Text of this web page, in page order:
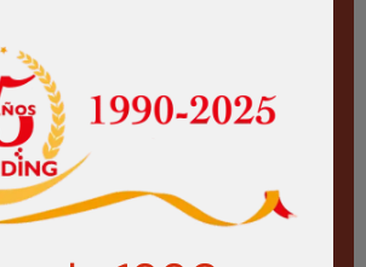
UN MUNDO DE
EXPENDEDORAS